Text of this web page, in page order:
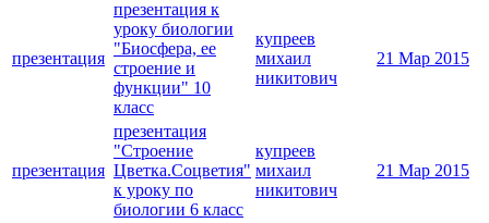
презентация
презентация к
уроку биологии
"Биосфера, ее
строение и
функции" 10
класс
купреев
михаил
никитович
21 Мар 2015
презентация
презентация
"Строение
Цветка.Соцветия"
к уроку по
биологии 6 класс
купреев
михаил
никитович
21 Мар 2015